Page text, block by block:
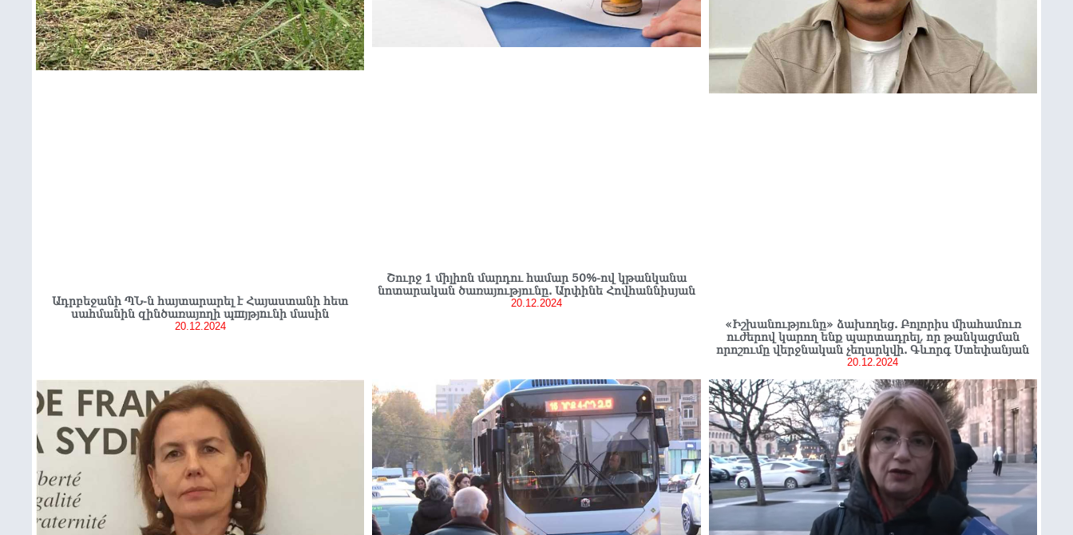
Ադրբեջանի ՊՆ-ն հայտարարել է Հայաստանի հետ
սահմանին զինծառայողի պшյթյnւնի մասին
20.12.2024
Շուրջ 1 միլիոն մարդու համար 50%-ով կթանկանա
նոտարական ծառայությունը. Արփինե Հովհաննիսյան
20.12.2024
«Իշխանությունը» ձախողեց. Բոլորիս միահամուռ
ուժերով կարող ենք պարտադրել, որ թանկացման
որոշումը վերջնական չեղարկվի. Գևորգ Ստեփանյան
20.12.2024